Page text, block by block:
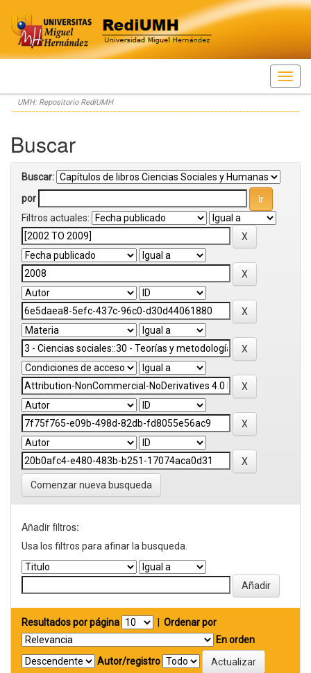
Skip
navigation
UMH: Repositorio RediUMH
Buscar
Buscar:
por
Filtros actuales:
Comenzar nueva busqueda
Añadir filtros:
Usa los filtros para afinar la busqueda.
Resultados por página
Ordenar por
En orden
Autor/registro